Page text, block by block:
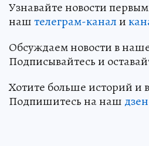
Узнавайте новости
наштелеграм-канали
Обсуждаем новости в
Подписывайтесь и
Хотите больше историй и
Подпишитесь на наш